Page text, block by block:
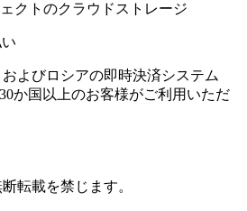
クトのクラウドストレージ
およびロシアの即時決済システム
か国以上のお客様がご利用いただ
転載を禁じます。